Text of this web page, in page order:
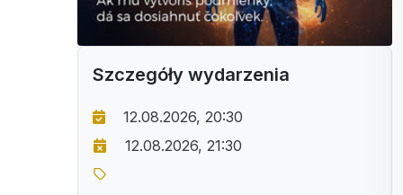
Szczegóły wydarzenia
12.08.2026, 20:30
12.08.2026, 21:30